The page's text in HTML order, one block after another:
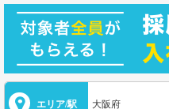
エリア/駅 大阪府